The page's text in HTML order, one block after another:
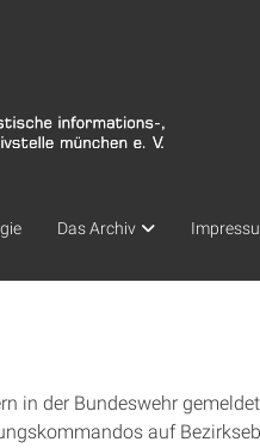
Das Archiv
in der Bundeswehr
auf